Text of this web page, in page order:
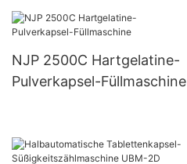
NJP 2500C Hartgelatine-
Pulverkapsel-Füllmaschine